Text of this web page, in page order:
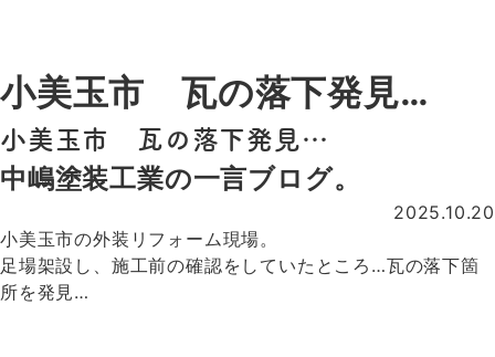
小美玉市 瓦の落下発見…
小美玉市 瓦の落下発見…
中嶋塗装工業の一言ブログ。
2025.10.20
小美玉市の外装リフォーム現場。
足場架設し、施工前の確認をしていたところ…瓦の落下箇
所を発見…